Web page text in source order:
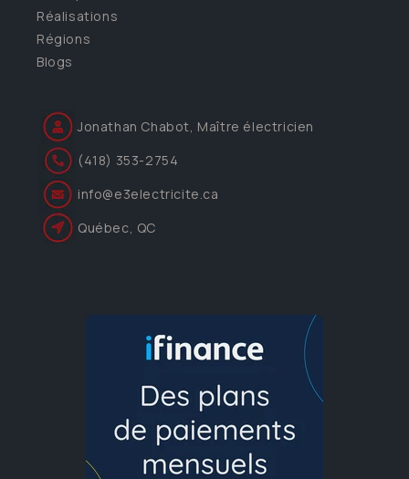
Réalisations
Régions
Blogs
Jonathan Chabot, Maître électricien
(418) 353-2754
info@e3electricite.ca
Québec, QC